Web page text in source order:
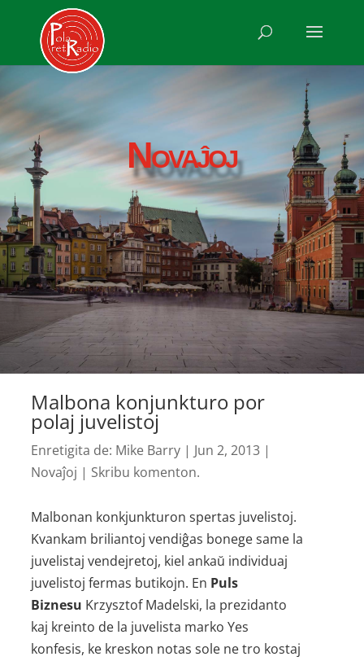
Novaĵoj
Malbona konjunkturo por
polaj juvelistoj
Enretigita de: Mike Barry | Jun 2, 2013 |
Novaĵoj | Skribu komenton.
Malbonan konk­junkturon spertas juvelistoj.
Kvankam briliantoj vendiĝas bonege same la
juvelistaj vendejretoj, kiel ankaŭ individuaj
juvelistoj fermas butikojn. En Puls
Biznesu Krzysztof Madelski, la prezidanto
kaj kreinto de la juvelista marko Yes
konfesis, ke kreskon notas sole ne tro kostaj